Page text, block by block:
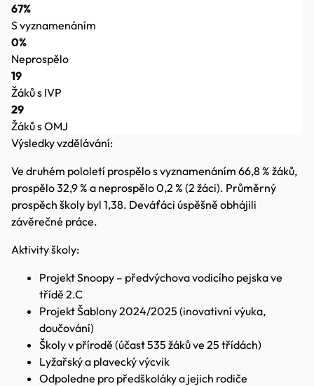
67%
S vyznamenáním
0%
Neprospělo
19
Žáků s IVP
29
Žáků s OMJ
Výsledky vzdělávání:
Ve druhém pololetí prospělo s vyznamenáním 66,8 % žáků,
prospělo 32,9 % a neprospělo 0,2 % (2 žáci). Průměrný
prospěch školy byl 1,38. Deváťáci úspěšně obhájili
závěrečné práce.
Aktivity školy:
Projekt Snoopy – předvýchova vodicího pejska ve
třídě 2.C
Projekt Šablony 2024/2025 (inovativní výuka,
doučování)
Školy v přírodě (účast 535 žáků ve 25 třídách)
Lyžařský a plavecký výcvik
Odpoledne pro předškoláky a jejich rodiče